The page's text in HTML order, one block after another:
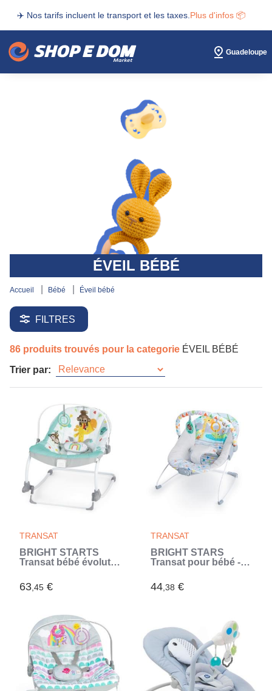
✈️ Nos tarifs incluent le transport et les taxes. Plus d'infos 📦
Guadeloupe
ÉVEIL BÉBÉ
accueil bébé éveil bébé
FILTRES
86 produits trouvés pour la categorie ÉVEIL BÉBÉ
Trier par:
TRANSAT
BRIGHT STARTS
Transat bébé évolutif
Vibrations
apaisantes, 2
jusqu'a 18 kg (Bleu)
63,45 €
TRANSAT
BRIGHT STARS
Transat pour bébé -
jouets d'éveil
amovible dont un
44,38 €